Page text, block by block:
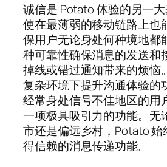
诚信是 Potato 体验的另一
使在最薄弱的移动链路上也
保用户无论身处何种境地都
种可靠性确保消息的发送和
掉线或错过通知带来的烦恼
复杂环境下提升沟通体验的
经常身处信号不佳地区的用
一项极具吸引力的功能。无
市还是偏远乡村，Potato
得信赖的消息传递功能。